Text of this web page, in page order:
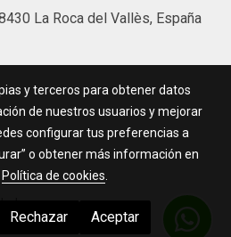
La Roca del Vallès, España
y terceros para obtener datos
de nuestros usuarios y mejorar
configurar tus preferencias a
o obtener más información en
Política de cookies
Rechazar Aceptar